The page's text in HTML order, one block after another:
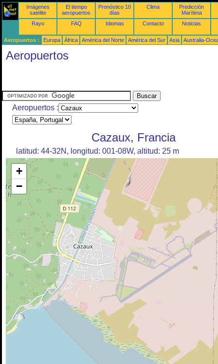
Imágenes
satélite
El tiempo
aeropuertos
Pronóstico 10
días
Clima
Predicción
Marítima
Rayo
FAQ Idiomas Contacto Noticias
Aeropuertos : Europa África América del Norte América del Sur Asia Australia-
Aeropuertos
Aeropuertos :
Cazaux, Francia
latitud: 44-32N, longitud: 001-08W, altitud: 25 m
+
−